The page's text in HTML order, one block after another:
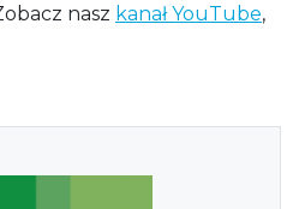
nasz kanał YouTube,